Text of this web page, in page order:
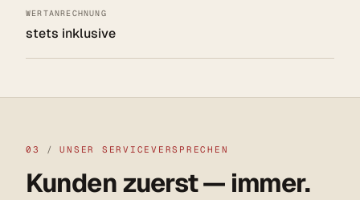
WERTANRECHNUNG
stets inklusive
03 / UNSER SERVICEVERSPRECHEN
Kunden zuerst — immer.